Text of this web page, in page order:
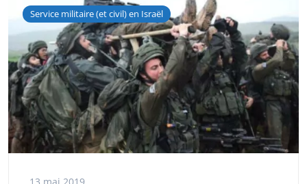
Service militaire (et civil) en Israël